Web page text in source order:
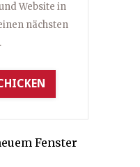
Website in
nächsten
Fenster